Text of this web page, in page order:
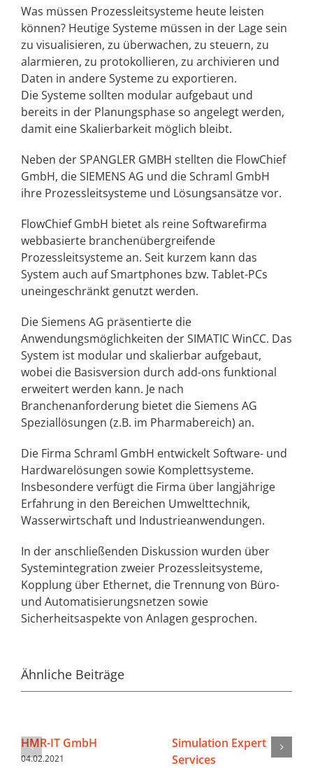
Was müssen Prozessleitsysteme heute leisten
können? Heutige Systeme müssen in der Lage sein
zu visualisieren, zu überwachen, zu steuern, zu
alarmieren, zu protokollieren, zu archivieren und
Daten in andere Systeme zu exportieren.
Die Systeme sollten modular aufgebaut und
bereits in der Planungsphase so angelegt werden,
damit eine Skalierbarkeit möglich bleibt.
Neben der SPANGLER GMBH stellten die FlowChief
GmbH, die SIEMENS AG und die Schraml GmbH
ihre Prozessleitsysteme und Lösungsansätze vor.
FlowChief GmbH bietet als reine Softwarefirma
webbasierte branchenübergreifende
Prozessleitsysteme an. Seit kurzem kann das
System auch auf Smartphones bzw. Tablet-PCs
uneingeschränkt genutzt werden.
Die Siemens AG präsentierte die
Anwendungsmöglichkeiten der SIMATIC WinCC. Das
System ist modular und skalierbar aufgebaut,
wobei die Basisversion durch add-ons funktional
erweitert werden kann. Je nach
Branchenanforderung bietet die Siemens AG
Speziallösungen (z.B. im Pharmabereich) an.
Die Firma Schraml GmbH entwickelt Software- und
Hardwarelösungen sowie Komplettsysteme.
Insbesondere verfügt die Firma über langjährige
Erfahrung in den Bereichen Umwelttechnik,
Wasserwirtschaft und Industrieanwendungen.
In der anschließenden Diskussion wurden über
Systemintegration zweier Prozessleitsysteme,
Kopplung über Ethernet, die Trennung von Büro-
und Automatisierungsnetzen sowie
Sicherheitsaspekte von Anlagen gesprochen.
Ähnliche Beiträge
HMR-IT GmbH
04.02.2021
Simulation Expert
Services